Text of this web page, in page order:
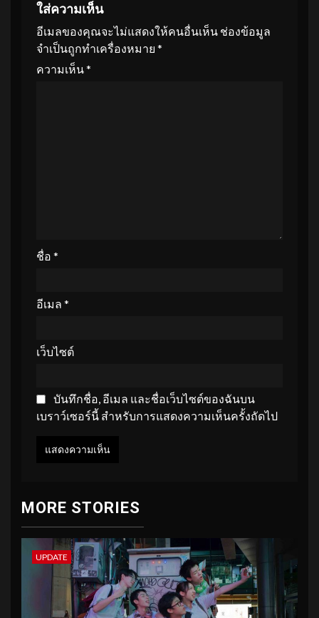
ใส่ความเห็น
อีเมลของคุณจะไม่แสดงให้คนอื่นเห็น ช่องข้อมูล
จำเป็นถูกทำเครื่องหมาย *
ความเห็น*
ชื่อ *
อีเมล *
เว็บไซต์
บันทึกชื่อ, อีเมล และชื่อเว็บไซต์ของฉันบน
เบราว์เซอร์นี้ สำหรับการแสดงความเห็นครั้งถัดไป
MORE STORIES
UPDATE